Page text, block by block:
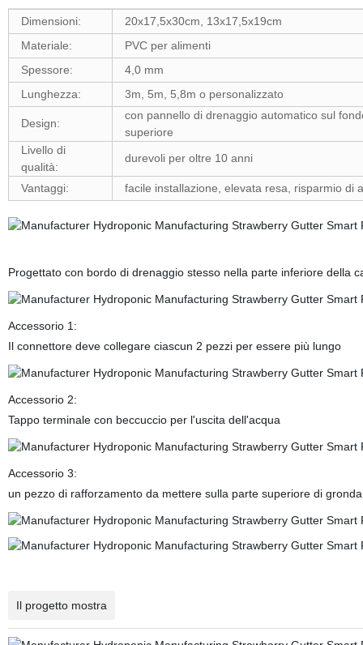
Dimensioni:
20x17,5x30cm, 13x17,5x19cm
Materiale:
PVC per alimenti
Spessore:
4,0 mm
Lunghezza:
3m, 5m, 5,8m o personalizzato
Design:
con pannello di drenaggio automatico sul
superiore
Livello di
qualità:
durevoli per oltre 10 anni
Vantaggi: facile installazione, elevata resa, risparmio di
Progettato con bordo di drenaggio stesso nella parte inferiore della
Accessorio 1:
Il connettore deve collegare ciascun 2 pezzi per essere più lungo
Accessorio 2:
Tappo terminale con beccuccio per l'uscita dell'acqua
Accessorio 3:
un pezzo di rafforzamento da mettere sulla parte superiore di
Il progetto mostra